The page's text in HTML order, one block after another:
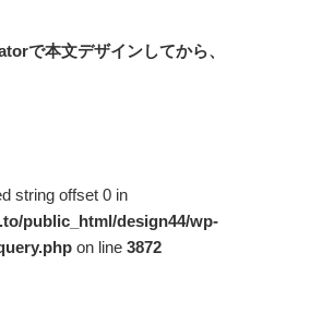
で本文デザインしてから、
string offset 0 in
public_html/design44/wp-
on line 3872